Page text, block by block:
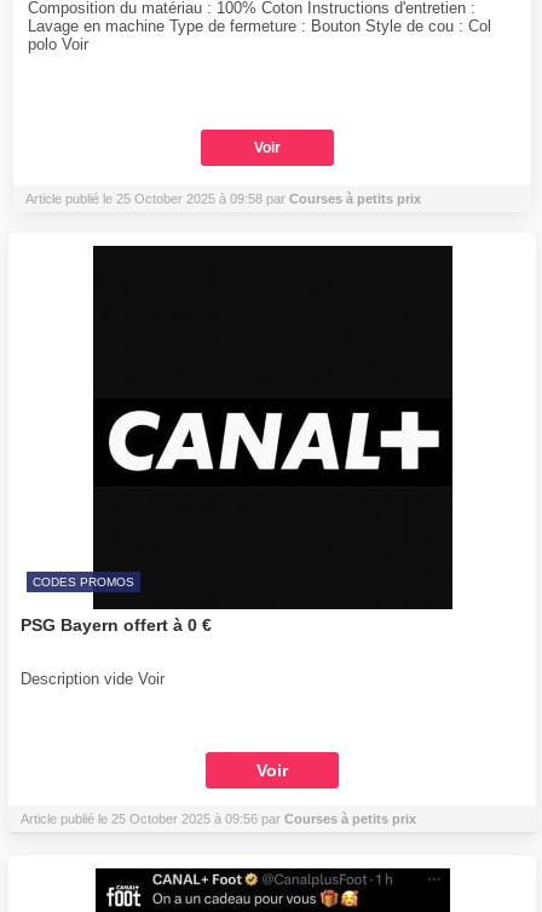
Composition du matériau : 100% Coton Instructions d'entretien :
Lavage en machine Type de fermeture : Bouton Style de cou : Col
polo Voir
Voir
Article publié le 25 October 2025 à 09:58 par Courses à petits prix
CODES PROMOS
PSG Bayern offert à 0 €
Description vide Voir
Voir
Article publié le 25 October 2025 à 09:56 par Courses à petits prix